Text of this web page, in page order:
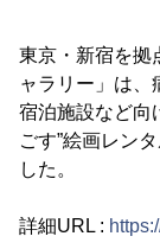
東京・新宿を拠
ャラリー」は、
宿泊施設など向
ごす”絵画レン
した。
詳細URL :